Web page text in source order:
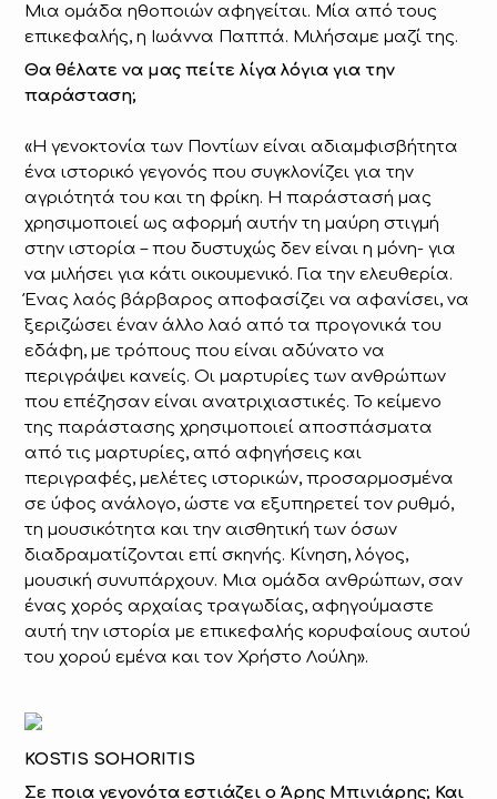
Μια ομάδα ηθοποιών αφηγείται. Μία από τους
επικεφαλής, η Ιωάννα Παππά. Μιλήσαμε μαζί της.
Θα θέλατε να μας πείτε λίγα λόγια για την
παράσταση;
«Η γενοκτονία των Ποντίων είναι αδιαμφισβήτητα
ένα ιστορικό γεγονός που συγκλονίζει για την
αγριότητά του και τη φρίκη. Η παράστασή μας
χρησιμοποιεί ως αφορμή αυτήν τη μαύρη στιγμή
στην ιστορία – που δυστυχώς δεν είναι η μόνη- για
να μιλήσει για κάτι οικουμενικό. Για την ελευθερία.
Ένας λαός βάρβαρος αποφασίζει να αφανίσει, να
ξεριζώσει έναν άλλο λαό από τα προγονικά του
εδάφη, με τρόπους που είναι αδύνατο να
περιγράψει κανείς. Οι μαρτυρίες των ανθρώπων
που επέζησαν είναι ανατριχιαστικές. Το κείμενο
της παράστασης χρησιμοποιεί αποσπάσματα
από τις μαρτυρίες, από αφηγήσεις και
περιγραφές, μελέτες ιστορικών, προσαρμοσμένα
σε ύφος ανάλογο, ώστε να εξυπηρετεί τον ρυθμό,
τη μουσικότητα και την αισθητική των όσων
διαδραματίζονται επί σκηνής. Κίνηση, λόγος,
μουσική συνυπάρχουν. Μια ομάδα ανθρώπων, σαν
ένας χορός αρχαίας τραγωδίας, αφηγούμαστε
αυτή την ιστορία με επικεφαλής κορυφαίους αυτού
του χορού εμένα και τον Χρήστο Λούλη».
KOSTIS SOHORITIS
Σε ποια γεγονότα εστιάζει ο Άρης Μπινιάρης; Και